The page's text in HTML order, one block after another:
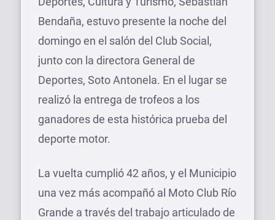
Bendaña, estuvo presente la noche del
domingo en el salón del Club Social,
junto con la directora General de
Deportes, Soto Antonela. En el lugar se
realizó la entrega de trofeos a los
ganadores de esta histórica prueba del
deporte motor.
La vuelta cumplió 42 años, y el Municipio
una vez más acompañó al Moto Club Río
Grande a través del trabajo articulado de